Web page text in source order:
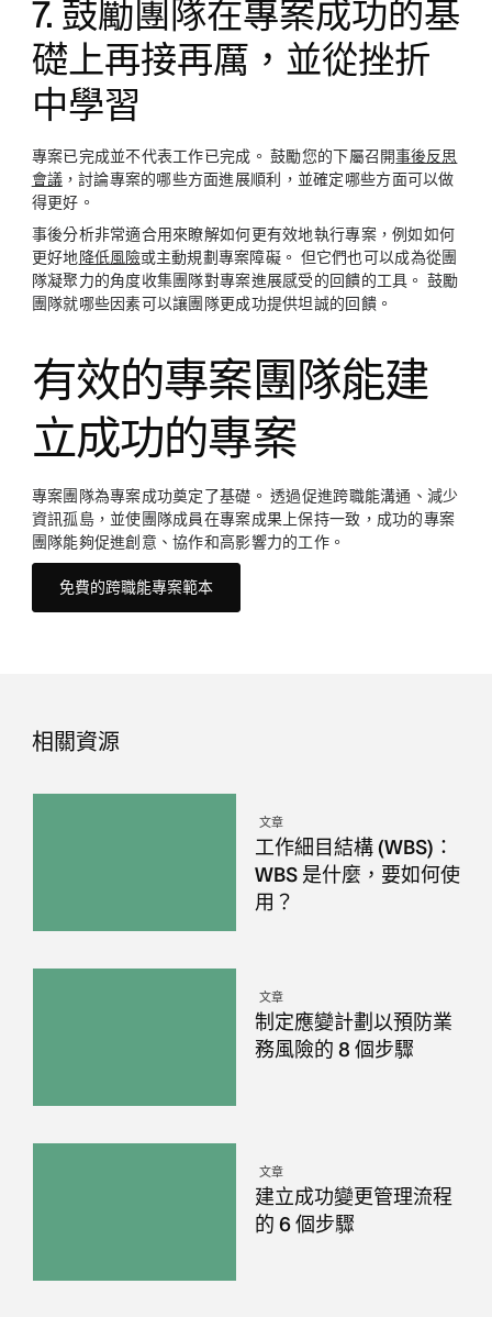
7. 鼓勵團隊在專案成功的基
礎上再接再厲，並從挫折
中學習
專案已完成並不代表工作已完成。 鼓勵您的下屬召開事後反思
會議，討論專案的哪些方面進展順利，並確定哪些方面可以做
得更好。
事後分析非常適合用來瞭解如何更有效地執行專案，例如如何
更好地降低風險或主動規劃專案障礙。 但它們也可以成為從團
隊凝聚力的角度收集團隊對專案進展感受的回饋的工具。 鼓勵
團隊就哪些因素可以讓團隊更成功提供坦誠的回饋。
有效的專案團隊能建
立成功的專案
專案團隊為專案成功奠定了基礎。 透過促進跨職能溝通、減少
資訊孤島，並使團隊成員在專案成果上保持一致，成功的專案
團隊能夠促進創意、協作和高影響力的工作。
免費的跨職能專案範本
相關資源
文章
工作細目結構 (WBS)：
WBS 是什麼，要如何使
用？
文章
制定應變計劃以預防業
務風險的 8 個步驟
文章
建立成功變更管理流程
的 6 個步驟